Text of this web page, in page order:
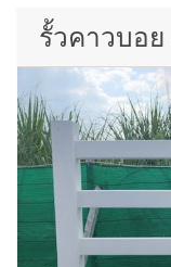
รั้วคาวบอ